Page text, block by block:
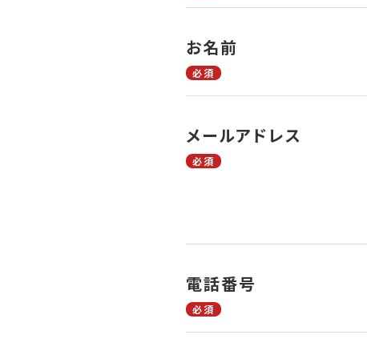
お名前
必須
メールアドレス
必須
電話番号
必須